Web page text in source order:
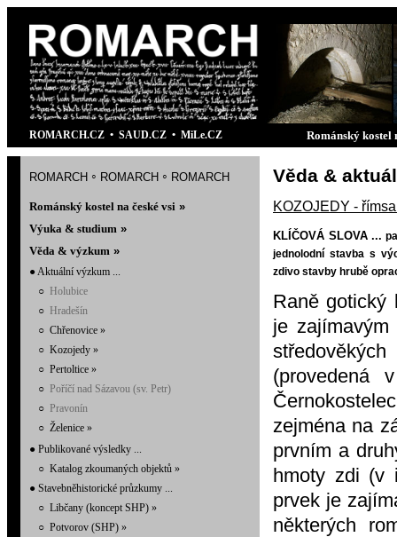
ROMARCH.CZ • SAUD.CZ • MiLe.CZ Románský kostel
romarch ◦ romarch ◦ romarch
Románský kostel na české vsi »
Výuka & studium »
Věda & výzkum »
● Aktuální výzkum ...
○ Holubice
○ Hradešín
○ Chřenovice »
○ Kozojedy »
○ Pertoltice »
○ Poříčí nad Sázavou (sv. Petr)
○ Pravonín
○ Želenice »
● Publikované výsledky ...
○ Katalog zkoumaných objektů »
● Stavebněhistorické průzkumy ...
○ Libčany (koncept SHP) »
○ Potvorov (SHP) »
Věda &
KOZOJEDY -
KLÍČOVÁ SLOVA ...
jednolodní stavba s
zdivo stavby hrubě
Raně gotický
je
(provedená
zejména na
prvním a
hmoty zdi (v
prvek je
některých